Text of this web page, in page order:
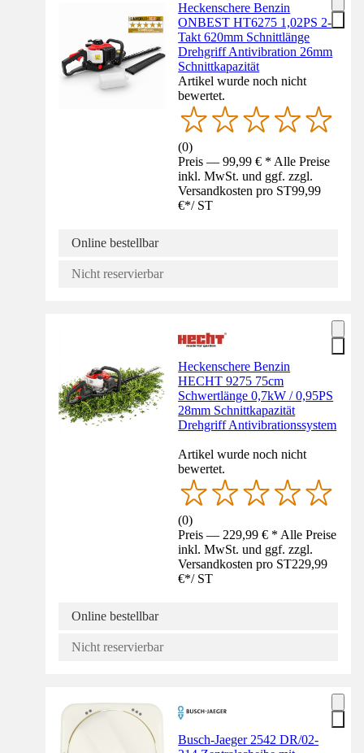
Heckenschere Benzin
ONBEST HT6275 1,02PS 2-
Takt 620mm Schnittlänge
Drehgriff Antivibration 26mm
Schnittkapazität
Artikel wurde noch nicht
bewertet.
(0)
Preis — 99,99 € * Alle Preise
inkl. MwSt. und ggf. zzgl.
Versandkosten pro ST99,99
€*/ ST
Online bestellbar
Nicht reservierbar
Heckenschere Benzin
HECHT 9275 75cm
Schwertlänge 0,7kW / 0,95PS
28mm Schnittkapazität
Drehgriff Antivibrationssystem
Artikel wurde noch nicht
bewertet.
(0)
Preis — 229,99 € * Alle Preise
inkl. MwSt. und ggf. zzgl.
Versandkosten pro ST229,99
€*/ ST
Online bestellbar
Nicht reservierbar
Busch-Jaeger 2542 DR/02-